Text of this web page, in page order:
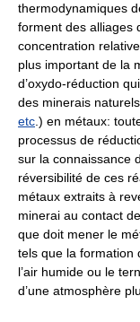
thermodynamiques
forment des alliages
concentration
plus important de la
d’oxydo-réduction
des minerais
etc .) en métaux:
processus de
sur la connaissance
réversibilité de ces
métaux extraits à
minerai au contact
que doit mener le
tels que la formation
l’air humide ou le
d’une atmosphère